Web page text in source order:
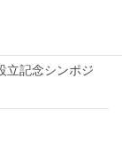
立記念シンポジ